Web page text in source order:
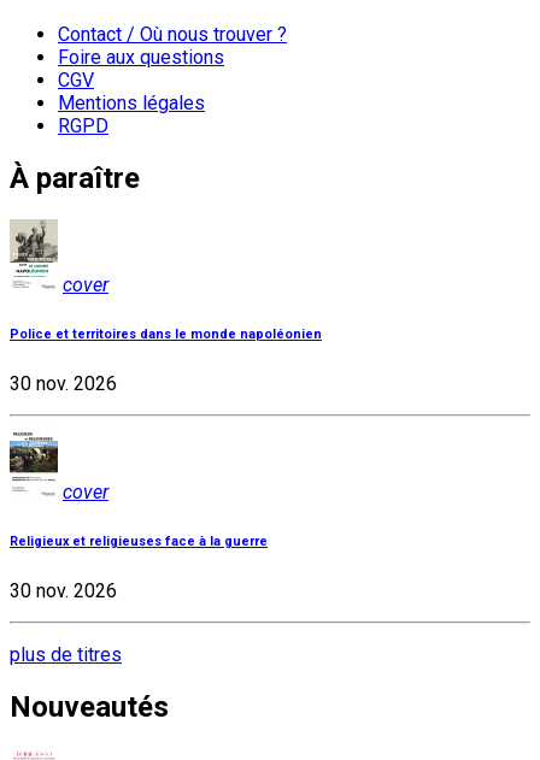
Contact / Où nous trouver ?
Foire aux questions
CGV
Mentions légales
RGPD
À paraître
cover
Police et territoires dans le monde napoléonien
30 nov. 2026
cover
Religieux et religieuses face à la guerre
30 nov. 2026
plus de titres
Nouveautés